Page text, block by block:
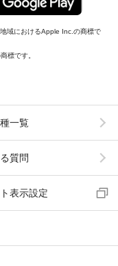
域におけるApple Inc.の商標で
標です。
一覧
質問
表示設定